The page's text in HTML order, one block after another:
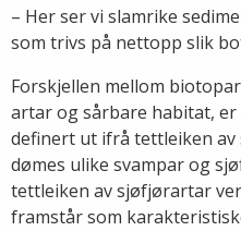
– Her ser vi slamrike
som trivs på nettopp slik
Forskjellen mellom
artar og sårbare habitat,
definert ut ifrå tettleiken
dømes ulike svampar og
tettleiken av sjøfjørartar
framstår som